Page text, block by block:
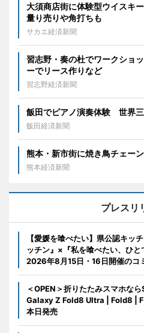
大須商店街に体験型ウイスキ
量り売りや角打ちも
サカエ経済新聞
習志野・奏の杜でワークショ
ーでリース作りなど
習志野経済新聞
飯田でピアノ演奏体験 世界
飯田経済新聞
熊本・新市街に焼き鳥チェー
熊本経済新聞
プレスリ
【愛媛を喰べたい】県公認キッ
ッチン』×『私を喰べたい、ひと
2026年8月15日・16日開催のコ
＜OPEN＞折りたたみスマホな
Galaxy Z Fold8 Ultra | Fold8 |
本日発売